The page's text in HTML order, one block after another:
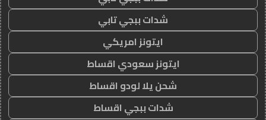
شدات ببجي تابي
ايتونز امريكي
ايتونز سعودي اقساط
شحن يلا لودو اقساط
شدات ببجي اقساط